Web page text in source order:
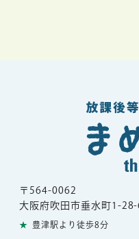
〒564-0062
大阪府吹田市垂水町1-
★ 豊津駅より徒歩8分